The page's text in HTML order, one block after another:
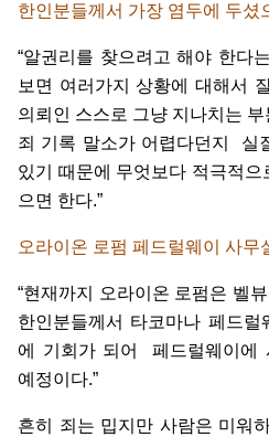
한인분들께서 가장 염두에 두셨
“알권리를 찾으려고 해야 한다는
보면 여러가지 상황에 대해서
의뢰인 스스로 그냥 지나치는 부
죄 기록 말소가 어렵다던지 실
있기
때문에 무엇보다 적극적으
으면 한다.”
오라이온 로펌 페드럴웨이 사무
“현재까지 오라이온 로펌은 벨뷰
한인분들께서 타코마나 페드럴
에
기회가 되어 페드럴웨이에
예정이다.”
흔히 죄는 밉지만 사람은 미워